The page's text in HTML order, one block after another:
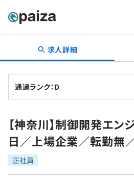
転職・キャリア
転職成功ガイド
転職エージェント
インタビュー
転職成功ガイド
新卒就活
求人検索
本選考
インターン
学習
問題集
プログラミング言語
ゲーム・マンガ
求人詳細
通過ランク：D
【神奈川】制御開発エ
日／上場企業／転勤無
正社員